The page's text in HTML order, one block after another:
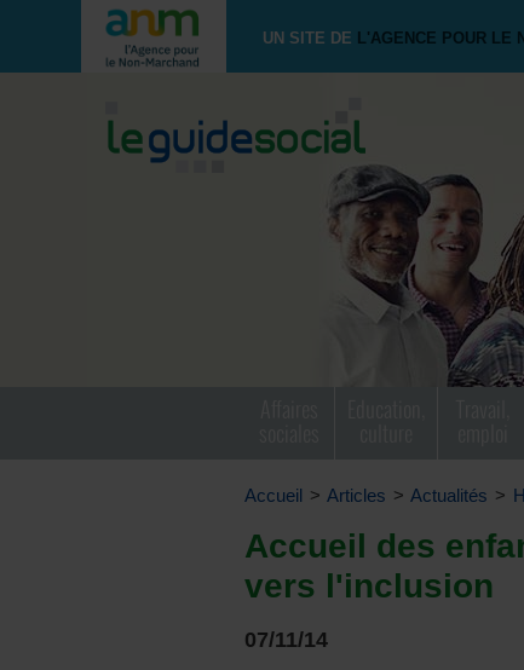
UN SITE DE L'AGENCE POUR LE
Accueil > Articles > Actualités >
Accueil des
vers l'inclusion
07/11/14